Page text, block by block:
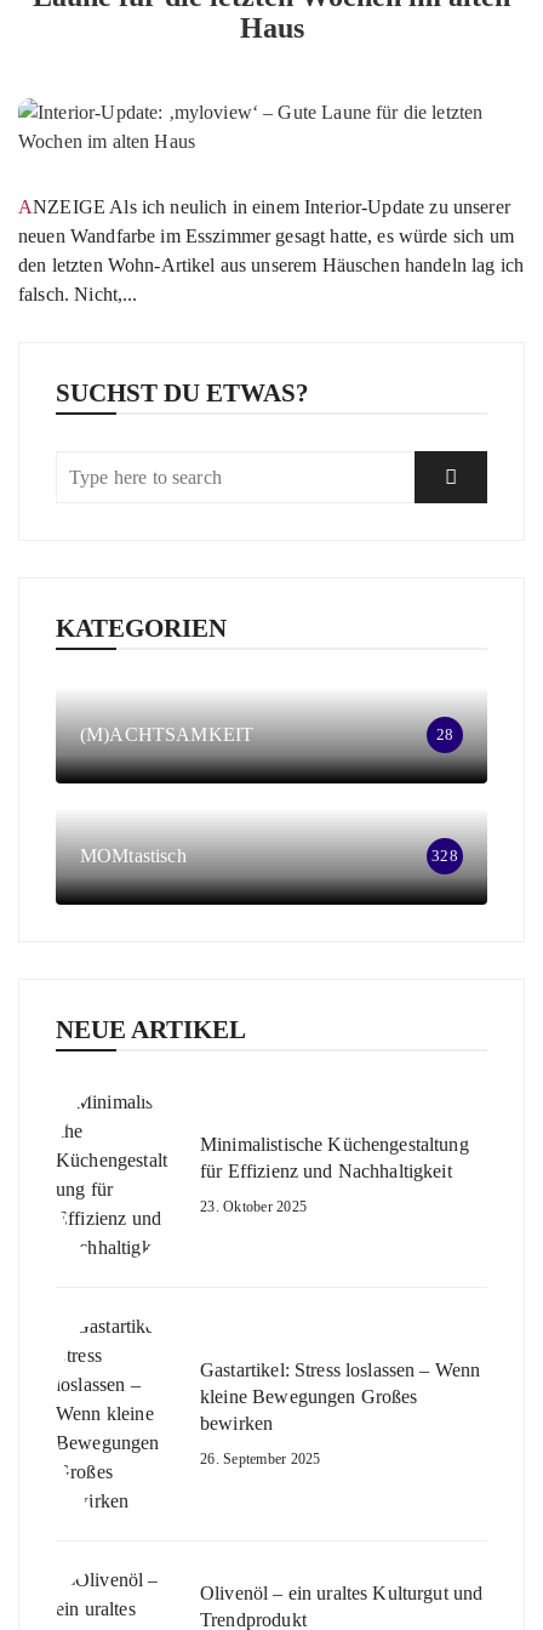
Haus
ANZEIGE Als ich neulich in einem Interior-Update zu unserer
neuen Wandfarbe im Esszimmer gesagt hatte, es würde sich um
den letzten Wohn-Artikel aus unserem Häuschen handeln lag ich
falsch. Nicht,...
SUCHST DU ETWAS?
KATEGORIEN
(M)ACHTSAMKEIT 28
MOMtastisch 328
NEUE ARTIKEL
Minimalistische Küchengestaltung
für Effizienz und Nachhaltigkeit
23. Oktober 2025
Gastartikel: Stress loslassen – Wenn
kleine Bewegungen Großes
bewirken
26. September 2025
Olivenöl – ein uraltes Kulturgut und
Trendprodukt